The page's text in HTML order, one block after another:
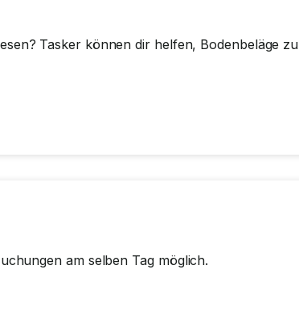
Tasker können dir helfen, Bodenbeläge zu
am selben Tag möglich.